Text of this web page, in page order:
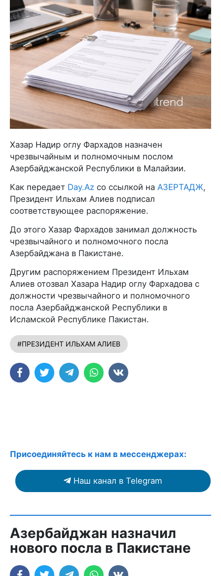
Хазар Надир оглу Фархадов назначен
чрезвычайным и полномочным послом
Азербайджанской Республики в Малайзии.
Как передает Day.Az со ссылкой на АЗЕРТАДЖ,
Президент Ильхам Алиев подписал
соответствующее распоряжение.
До этого Хазар Фархадов занимал должность
чрезвычайного и полномочного посла
Азербайджана в Пакистане.
Другим распоряжением Президент Ильхам
Алиев отозвал Хазара Надир оглу Фархадова с
должности чрезвычайного и полномочного
посла Азербайджанской Республики в
Исламской Республике Пакистан.
#ПРЕЗИДЕНТ ИЛЬХАМ АЛИЕВ
Присоединяйтесь к нам в мессенджерах:
Наш канал в Telegram
Азербайджан назначил
нового посла в Пакистане